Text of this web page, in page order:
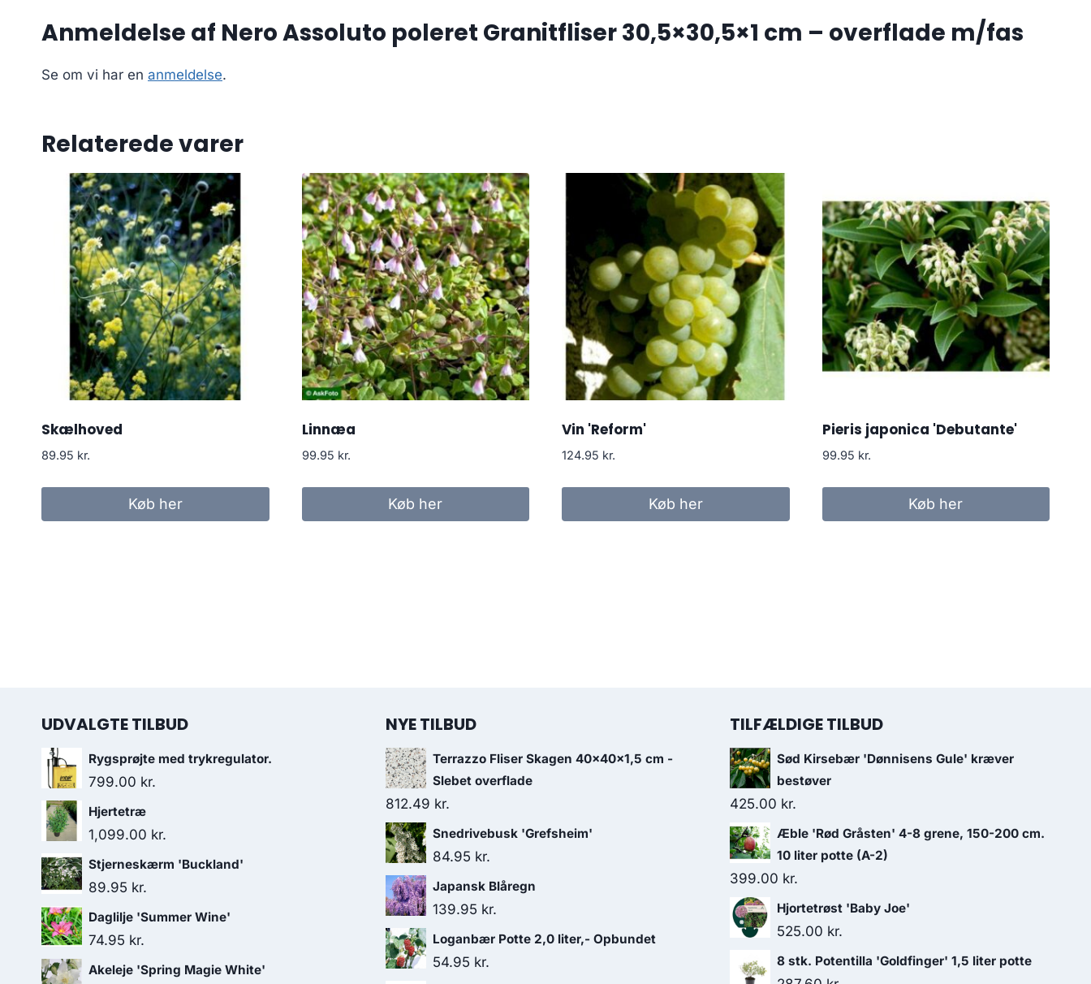
Anmeldelse af Nero Assoluto poleret Granitfliser 30,5×30,5×1 cm – overflade m/fas
Se om vi har en anmeldelse.
Relaterede varer
Skælhoved
89.95 kr.
Køb her
Linnæa
99.95 kr.
Køb her
Vin 'Reform'
124.95 kr.
Køb her
Pieris japonica 'Debutante'
99.95 kr.
Køb her
UDVALGTE TILBUD
Rygsprøjte med trykregulator.
799.00 kr.
Hjertetræ
1,099.00 kr.
Stjerneskærm 'Buckland'
89.95 kr.
Daglilje 'Summer Wine'
74.95 kr.
Akeleje 'Spring Magie White'
NYE TILBUD
Terrazzo Fliser Skagen 40x40x1,5 cm -
Slebet overflade
812.49 kr.
Snedrivebusk 'Grefsheim'
84.95 kr.
Japansk Blåregn
139.95 kr.
Loganbær Potte 2,0 liter,- Opbundet
54.95 kr.
TILFÆLDIGE TILBUD
Sød Kirsebær 'Dønnisens Gule' kræver
bestøver
425.00 kr.
Æble 'Rød Gråsten' 4-8 grene, 150-200 cm.
10 liter potte (A-2)
399.00 kr.
Hjortetrøst 'Baby Joe'
525.00 kr.
8 stk. Potentilla 'Goldfinger' 1,5 liter potte